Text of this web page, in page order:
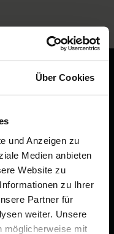
Über Cookies
und Anzeigen zu
Medien anbieten
Website zu
zu Ihrer
Partner für
weiter. Unsere
möglicherweise mit
&